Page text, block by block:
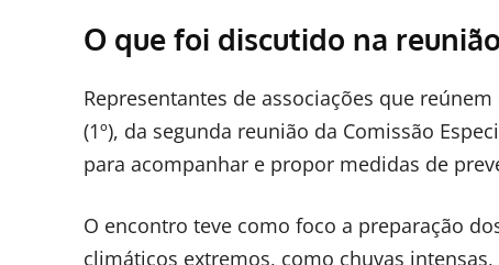
O que foi discutido na
Representantes de associações que
(1º), da segunda reunião da Comissão
para acompanhar e propor medidas de
O encontro teve como foco a preparação
climáticos extremos, como chuvas